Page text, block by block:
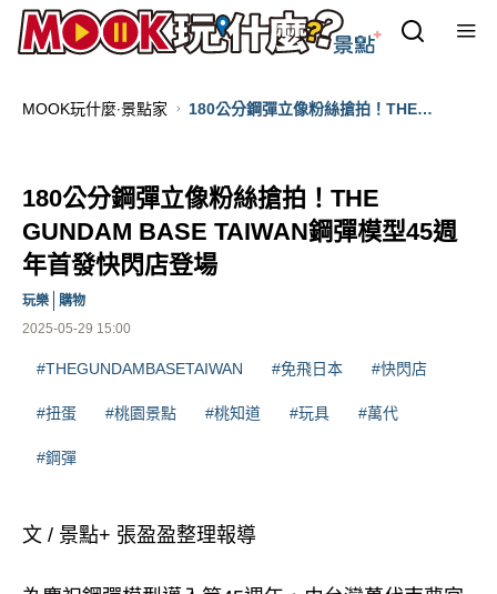
MOOK玩什麼‧景點家
180公分鋼彈立像粉絲搶拍！THE
180公分鋼彈立像粉絲搶拍！THE
GUNDAM BASE TAIWAN鋼彈模型45週
年首發快閃店登場
2025-05-29 15:00
玩樂 購物
#THEGUNDAMBASETAIWAN #免飛日本 #快閃店
#扭蛋 #桃園景點 #桃知道 #玩具 #萬代
#鋼彈
文 / 景點+ 張盈盈整理報導